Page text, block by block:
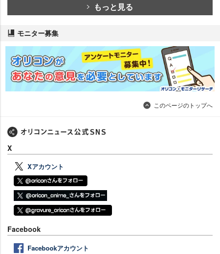
もっと見る
モニター募集
このページのトップへ
X
Xアカウント
Facebook
Facebookアカウント